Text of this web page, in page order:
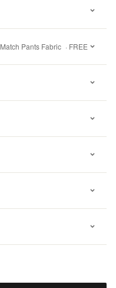
Match Pants Fabric · FREE